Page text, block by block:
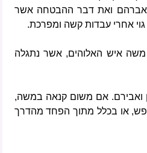
לאברהם ואת דבר ההבטחה אשר
אחרי עבדות קשה ומפרכת.
משה איש האלוהים, אשר נתגלה
ואבירם. אם משום קנאה במשה,
או בכלל מתוך הפחד מהדרך